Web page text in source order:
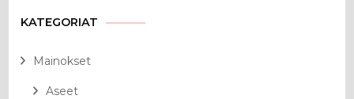
KATEGORIAT
Mainokset
Aseet